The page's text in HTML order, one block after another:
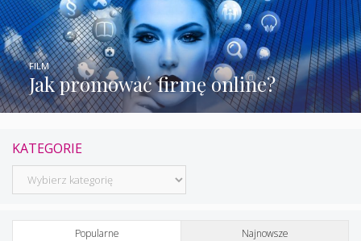
Jak promować firmę online?
FILM
KATEGORIE
Kategorie
Popularne Najnowsze